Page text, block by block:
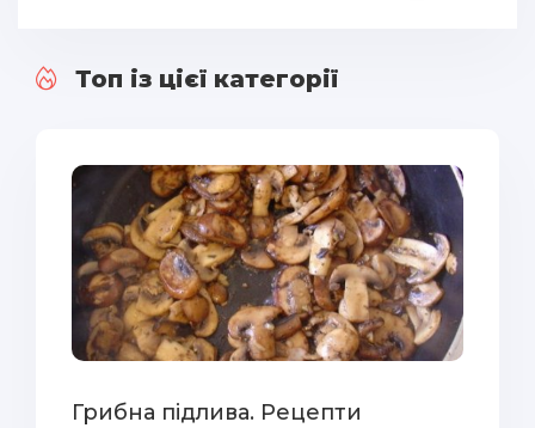
Топ із цієї категорії
Грибна підлива. Рецепти